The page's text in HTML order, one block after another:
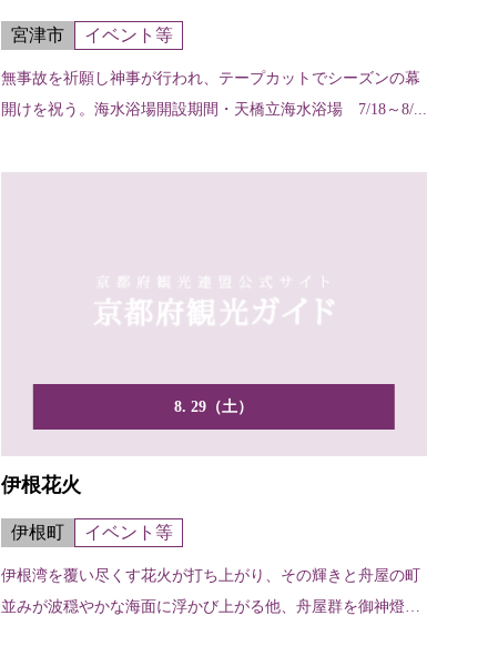
宮津市 イベント等
無事故を祈願し神事が行われ、テープカットでシーズンの幕
開けを祝う。海水浴場開設期間・天橋立海水浴場 7/18～8/...
8. 29（土）
伊根花火
伊根町 イベント等
伊根湾を覆い尽くす花火が打ち上がり、その輝きと舟屋の町
並みが波穏やかな海面に浮かび上がる他、舟屋群を御神燈